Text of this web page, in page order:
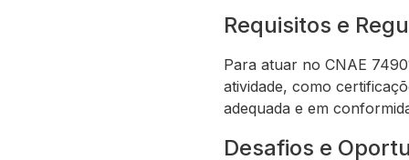
Requisitos e
Para atuar no CNAE
atividade, como
adequada e em
Desafios e